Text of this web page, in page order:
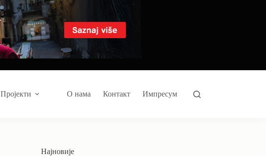
Пројекти О нама Контакт Импресум
Најновије